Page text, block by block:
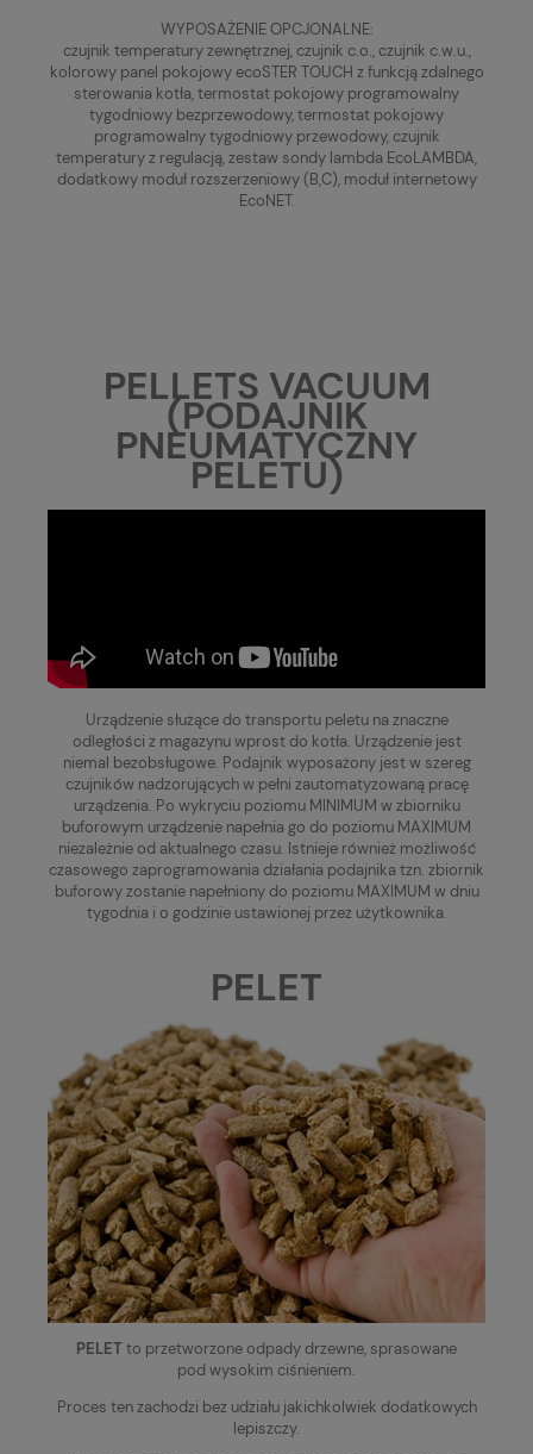
WYPOSAŻENIE OPCJONALNE:
czujnik temperatury zewnętrznej, czujnik c.o., czujnik c.w.u.,
kolorowy panel pokojowy ecoSTER TOUCH z funkcją zdalnego
sterowania kotła, termostat pokojowy programowalny
tygodniowy bezprzewodowy, termostat pokojowy
programowalny tygodniowy przewodowy, czujnik
temperatury z regulacją, zestaw sondy lambda EcoLAMBDA,
dodatkowy moduł rozszerzeniowy (B,C), moduł internetowy
EcoNET.
PELLETS VACUUM
(PODAJNIK
PNEUMATYCZNY
PELETU)
Urządzenie służące do transportu peletu na znaczne
odległości z magazynu wprost do kotła. Urządzenie jest
niemal bezobsługowe. Podajnik wyposażony jest w szereg
czujników nadzorujących w pełni zautomatyzowaną pracę
urządzenia. Po wykryciu poziomu MINIMUM w zbiorniku
buforowym urządzenie napełnia go do poziomu MAXIMUM
niezależnie od aktualnego czasu. Istnieje również możliwość
czasowego zaprogramowania działania podajnika tzn. zbiornik
buforowy zostanie napełniony do poziomu MAXIMUM w dniu
tygodnia i o godzinie ustawionej przez użytkownika.
PELET
PELET to przetworzone odpady drzewne, sprasowane
pod wysokim ciśnieniem.
Proces ten zachodzi bez udziału jakichkolwiek dodatkowych
lepiszczy.